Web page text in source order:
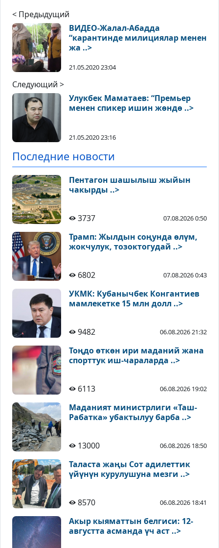
< Предыдущий
ВИДЕО-Жалал-Абадда
“карантинде милициялар менен
жа ..>
21.05.2020 23:04
Следующий >
Улукбек Маматаев: “Премьер
менен спикер ишин жөндө ..>
21.05.2020 23:16
Последние новости
Пентагон шашылыш жыйын
чакырды ..>
3737 07.08.2026 0:50
Трамп: Жылдын соңунда өлүм,
жокчулук, тозоктогудай ..>
6802 07.08.2026 0:43
УКМК: Кубанычбек Конгантиев
мамлекетке 15 млн долл ..>
9482 06.08.2026 21:32
Тоңдо өткөн ири маданий жана
спорттук иш-чараларда ..>
6113 06.08.2026 19:02
Маданият министрлиги «Таш-
Рабатка» убактылуу барба ..>
13000 06.08.2026 18:50
Таласта жаңы Сот адилеттик
үйүнүн курулушуна мезги ..>
8570 06.08.2026 18:41
Акыр кыяматтын белгиси: 12-
августта асманда үч аст ..>